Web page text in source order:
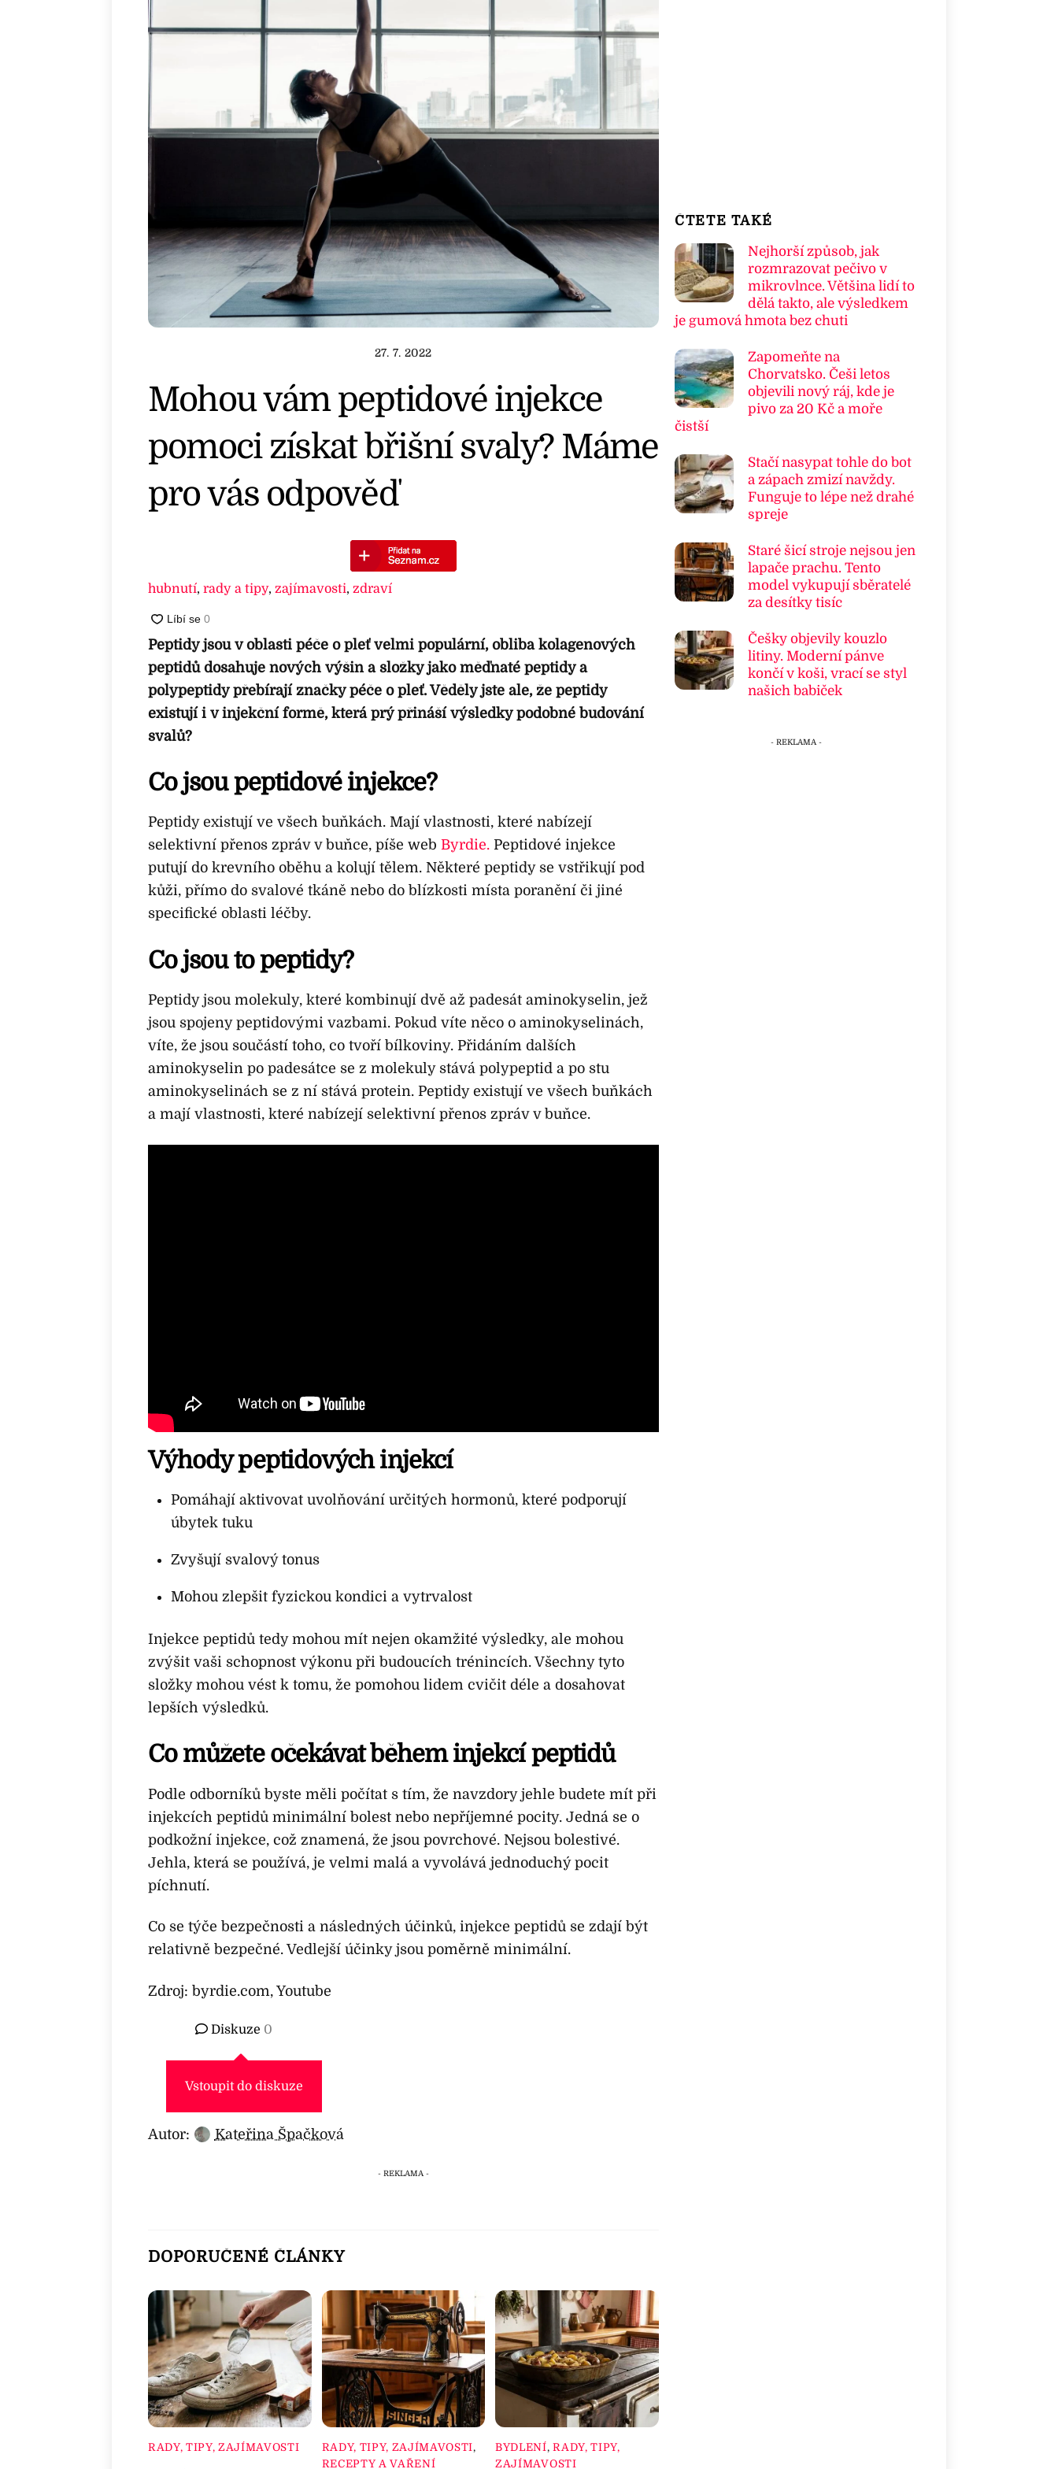
27. 7. 2022
Mohou vám peptidové injekce
pomoci získat břišní svaly? Máme
pro vás odpověď
hubnutí, rady a tipy, zajímavosti, zdraví
Peptidy jsou v oblasti péče o pleť velmi populární, obliba kolagenových
peptidů dosahuje nových výšin a složky jako měďnaté peptidy a
polypeptidy přebírají značky péče o pleť. Věděly jste ale, že peptidy
existují i v injekční formě, která prý přináší výsledky podobné budování
svalů?
Co jsou peptidové injekce?
Peptidy existují ve všech buňkách. Mají vlastnosti, které nabízejí
selektivní přenos zpráv v buňce, píše web Byrdie.Peptidové injekce
putují do krevního oběhu a kolují tělem. Některé peptidy se vstřikují pod
kůži, přímo do svalové tkáně nebo do blízkosti místa poranění či jiné
specifické oblasti léčby.
Co jsou to peptidy?
Peptidy jsou molekuly, které kombinují dvě až padesát aminokyselin, jež
jsou spojeny peptidovými vazbami. Pokud víte něco o aminokyselinách,
víte, že jsou součástí toho, co tvoří bílkoviny. Přidáním dalších
aminokyselin po padesátce se z molekuly stává polypeptid a po stu
aminokyselinách se z ní stává protein. Peptidy existují ve všech buňkách
a mají vlastnosti, které nabízejí selektivní přenos zpráv v buňce.
Výhody peptidových injekcí
Pomáhají aktivovat uvolňování určitých hormonů, které podporují
úbytek tuku
Zvyšují svalový tonus
Mohou zlepšit fyzickou kondici a vytrvalost
Injekce peptidů tedy mohou mít nejen okamžité výsledky, ale mohou
zvýšit vaši schopnost výkonu při budoucích trénincích. Všechny tyto
složky mohou vést k tomu, že pomohou lidem cvičit déle a dosahovat
lepších výsledků.
Co můžete očekávat během injekcí peptidů
Podle odborníků byste měli počítat s tím, že navzdory jehle budete mít při
injekcích peptidů minimální bolest nebo nepříjemné pocity. Jedná se o
podkožní injekce, což znamená, že jsou povrchové. Nejsou bolestivé.
Jehla, která se používá, je velmi malá a vyvolává jednoduchý pocit
píchnutí.
Co se týče bezpečnosti a následných účinků, injekce peptidů se zdají být
relativně bezpečné. Vedlejší účinky jsou poměrně minimální.
Zdroj: byrdie.com, Youtube
Diskuze 0
Vstoupit do diskuze
Autor: Kateřina Špačková
DOPORUČENÉ ČLÁNKY
RADY, TIPY, ZAJÍMAVOSTI RADY, TIPY, ZAJÍMAVOSTI,
RECEPTY A VAŘENÍ
BYDLENÍ,RADY, TIPY,
ZAJÍMAVOSTI
ČTETE TAKÉ
Nejhorší způsob, jak
rozmrazovat pečivo v
mikrovlnce. Většina lidí to
dělá takto, ale výsledkem
je gumová hmota bez chuti
Zapomeňte na
Chorvatsko. Češi letos
objevili nový ráj, kde je
pivo za 20 Kč a moře
čistší
Stačí nasypat tohle do bot
a zápach zmizí navždy.
Funguje to lépe než drahé
spreje
Staré šicí stroje nejsou jen
lapače prachu. Tento
model vykupují sběratelé
za desítky tisíc
Češky objevily kouzlo
litiny. Moderní pánve
končí v koši, vrací se styl
našich babiček